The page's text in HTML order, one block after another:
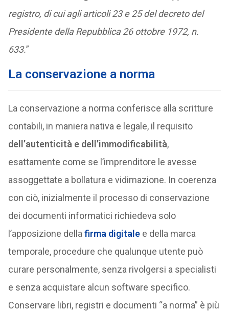
registro, di cui agli articoli 23 e 25 del decreto del
Presidente della Repubblica 26 ottobre 1972, n.
633.”
La conservazione a norma
La conservazione a norma conferisce alla scritture
contabili, in maniera nativa e legale, il requisito
dell’autenticità e dell’immodificabilità,
esattamente come se l’imprenditore le avesse
assoggettate a bollatura e vidimazione. In coerenza
con ciò, inizialmente il processo di conservazione
dei documenti informatici richiedeva solo
l’apposizione della firma digitalee della marca
temporale, procedure che qualunque utente può
curare personalmente, senza rivolgersi a specialisti
e senza acquistare alcun software specifico.
Conservare libri, registri e documenti “a norma” è più